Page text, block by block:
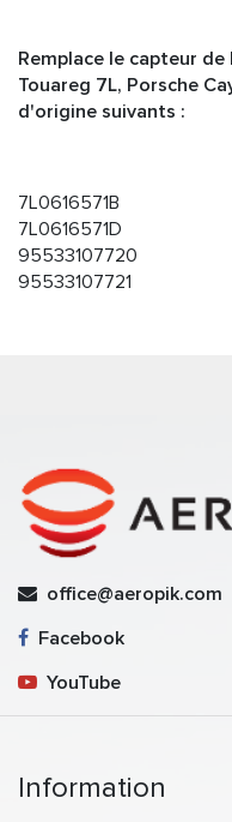
Remplace le capteur
Touareg 7L, Porsche
d'origine suivants :
7L0616571B
7L0616571D
95533107720
95533107721
office@aeropik.com
Facebook
YouTube
Information